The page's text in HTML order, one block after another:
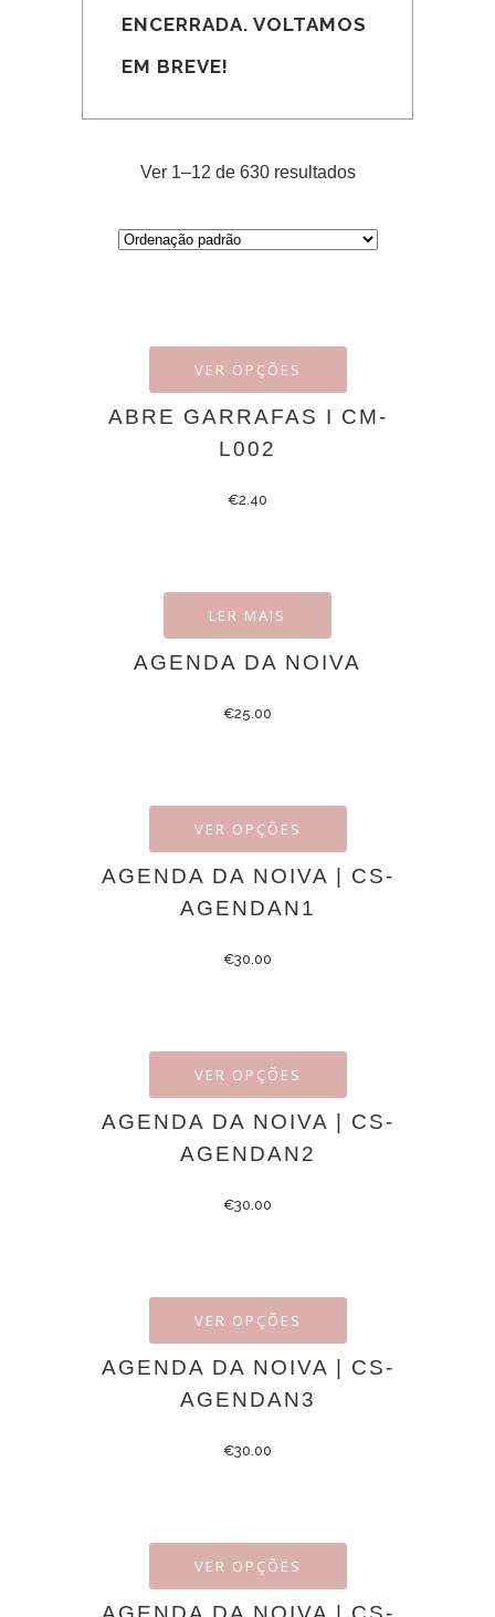
ENCERRADA. VOLTAMOS
EM BREVE!
Ver 1–12 de 630 resultados
VER OPÇÕES
ABRE GARRAFAS I CM-
L002
€2.40
LER MAIS
AGENDA DA NOIVA
€25.00
VER OPÇÕES
AGENDA DA NOIVA | CS-
AGENDAN1
€30.00
VER OPÇÕES
AGENDA DA NOIVA | CS-
AGENDAN2
€30.00
VER OPÇÕES
AGENDA DA NOIVA | CS-
AGENDAN3
€30.00
VER OPÇÕES